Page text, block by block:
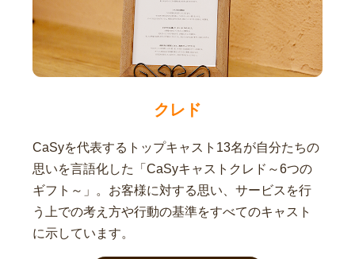
クレド
CaSyを代表するトップキャスト13名が自分たちの
思いを言語化した「CaSyキャストクレド～6つの
ギフト～」。お客様に対する思い、サービスを行
う上での考え方や行動の基準をすべてのキャスト
に示しています。